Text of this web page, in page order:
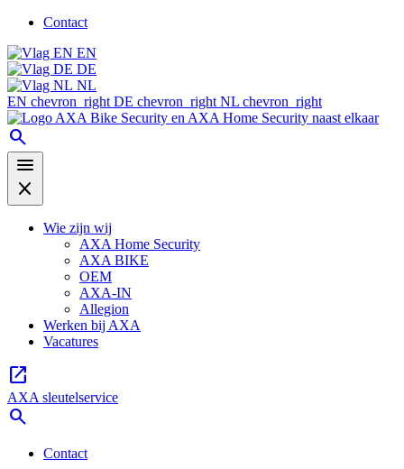
Contact
EN
DE
NL
EN chevron_right DE chevron_right NL chevron_right
search
menu
close
Wie zijn wij
AXA Home Security
AXA BIKE
OEM
AXA-IN
Allegion
Werken bij AXA
Vacatures
open_in_new
AXA sleutelservice
search
Contact